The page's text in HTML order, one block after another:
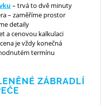
– trvá to dvě minuty
– zaměříme prostor
detaily
a cenovou kalkulaci
je vždy konečná
termínu
ZÁBRADLÍ